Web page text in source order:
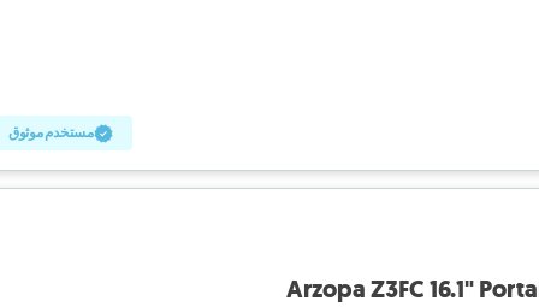
مستخدم موثوق
Arzopa Z3FC 16.1"